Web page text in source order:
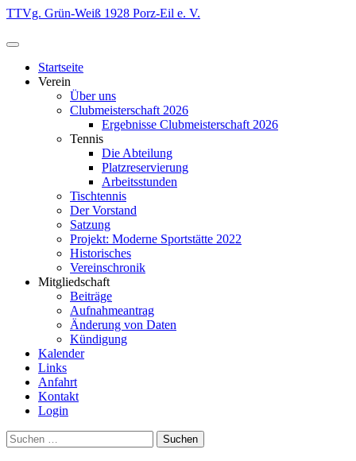
Zum
springen
TTVg. Grün-Weiß 1928 Porz-Eil e. V.
Startseite
Verein
Über uns
Clubmeisterschaft 2026
Ergebnisse Clubmeisterschaft 2026
Tennis
Die Abteilung
Platzreservierung
Arbeitsstunden
Tischtennis
Der Vorstand
Satzung
Projekt: Moderne Sportstätte 2022
Historisches
Vereinschronik
Mitgliedschaft
Beiträge
Aufnahmeantrag
Änderung von Daten
Kündigung
Kalender
Links
Anfahrt
Kontakt
Login
Suchen
nach: